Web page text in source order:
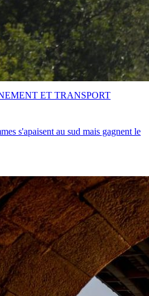
s'apaisent au sud mais gagnent le
ET TRANSPORT